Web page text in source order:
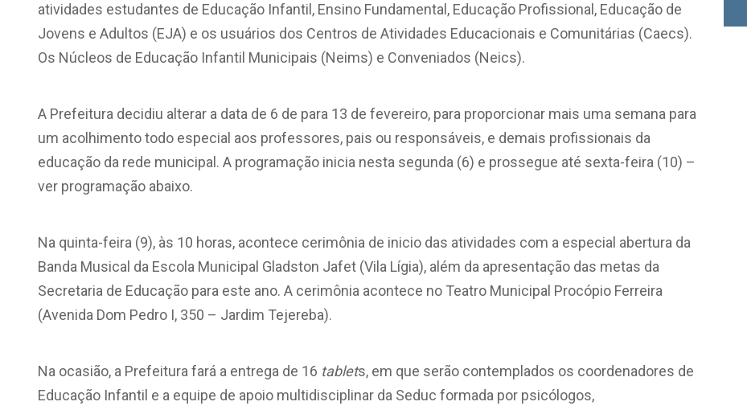
atividades estudantes de Educação Infantil, Ensino Fundamental, Educação Profissional, Educação de
Jovens e Adultos (EJA) e os usuários dos Centros de Atividades Educacionais e Comunitárias (Caecs).
Os Núcleos de Educação Infantil Municipais (Neims) e Conveniados (Neics).
A Prefeitura decidiu alterar a data de 6 de para 13 de fevereiro, para proporcionar mais uma semana para
um acolhimento todo especial aos professores, pais ou responsáveis, e demais profissionais da
educação da rede municipal. A programação inicia nesta segunda (6) e prossegue até sexta-feira (10) –
ver programação abaixo.
Na quinta-feira (9), às 10 horas, acontece cerimônia de inicio das atividades com a especial abertura da
Banda Musical da Escola Municipal Gladston Jafet (Vila Lígia), além da apresentação das metas da
Secretaria de Educação para este ano. A cerimônia acontece no Teatro Municipal Procópio Ferreira
(Avenida Dom Pedro I, 350 – Jardim Tejereba).
Na ocasião, a Prefeitura fará a entrega de 16 tablets, em que serão contemplados os coordenadores de
Educação Infantil e a equipe de apoio multidisciplinar da Seduc formada por psicólogos,